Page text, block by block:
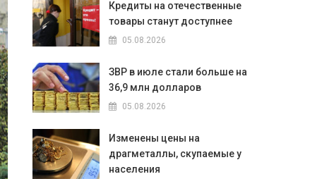
Кредиты на отечественные
товары станут доступнее
05.08.2026
ЗВР в июле стали больше на
36,9 млн долларов
05.08.2026
Изменены цены на
драгметаллы, скупаемые у
населения